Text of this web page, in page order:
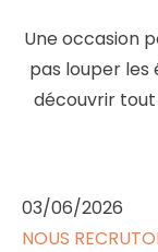
Une occasion
pas louper
découvrir
03/06/2026
NOUS